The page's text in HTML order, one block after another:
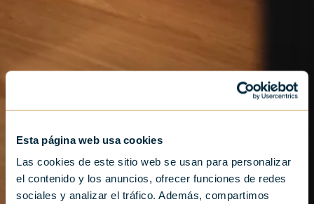
Esta página web usa cookies
Las cookies de este sitio web se usan para personalizar
el contenido y los anuncios, ofrecer funciones de redes
sociales y analizar el tráfico. Además, compartimos